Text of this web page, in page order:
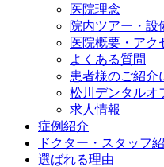
医院理念
院内ツアー・設
医院概要・アク
よくある質問
患者様のご紹介
松川デンタルオ
求人情報
症例紹介
ドクター・スタッフ
選ばれる理由